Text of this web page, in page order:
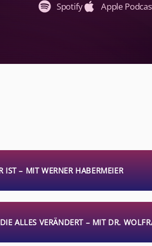
Spotify
Apple
– MIT WERNER HABERMEIER
ALLES VERÄNDERT – MIT DR.